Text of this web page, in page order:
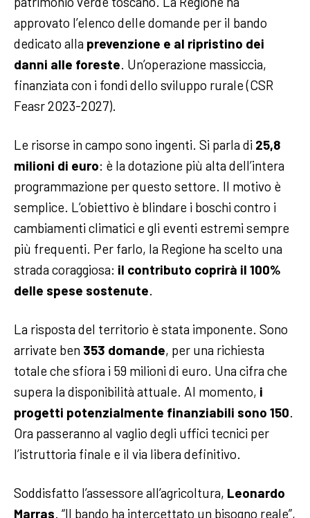
approvato l’elenco delle domande per il bando
dedicato alla prevenzione e al ripristino dei
danni alle foreste. Un’operazione massiccia,
finanziata con i fondi dello sviluppo rurale (CSR
Feasr 2023-2027).
Le risorse in campo sono ingenti. Si parla di 25,8
milioni di euro: è la dotazione più alta dell’intera
programmazione per questo settore. Il motivo è
semplice. L’obiettivo è blindare i boschi contro i
cambiamenti climatici e gli eventi estremi sempre
più frequenti. Per farlo, la Regione ha scelto una
strada coraggiosa: il contributo coprirà il 100%
delle spese sostenute.
La risposta del territorio è stata imponente. Sono
arrivate ben 353 domande, per una richiesta
totale che sfiora i 59 milioni di euro. Una cifra che
supera la disponibilità attuale. Al momento, i
progetti potenzialmente finanziabili sono 150.
Ora passeranno al vaglio degli uffici tecnici per
l’istruttoria finale e il via libera definitivo.
Soddisfatto l’assessore all’agricoltura, Leonardo
Marras. “Il bando ha intercettato un bisogno reale”,